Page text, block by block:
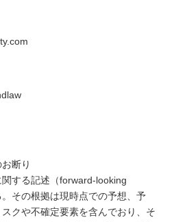
断り
する記述（forward-looking
その根拠は現時点での予想、予
クや不確定要素を含んでおり、そ